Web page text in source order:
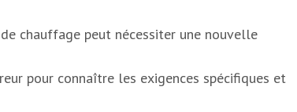
chauffage peut nécessiter une nouvelle
pour connaître les exigences spécifiques et